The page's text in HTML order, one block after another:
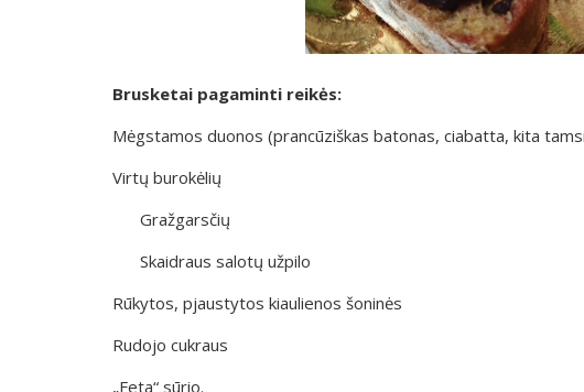
Brusketai pagaminti reikės:
Mėgstamos duonos (prancūziškas batonas, ciabatta, kita
Virtų burokėlių
Gražgarsčių
Skaidraus salotų užpilo
Rūkytos, pjaustytos kiaulienos šoninės
Rudojo cukraus
„Feta“ sūrio.